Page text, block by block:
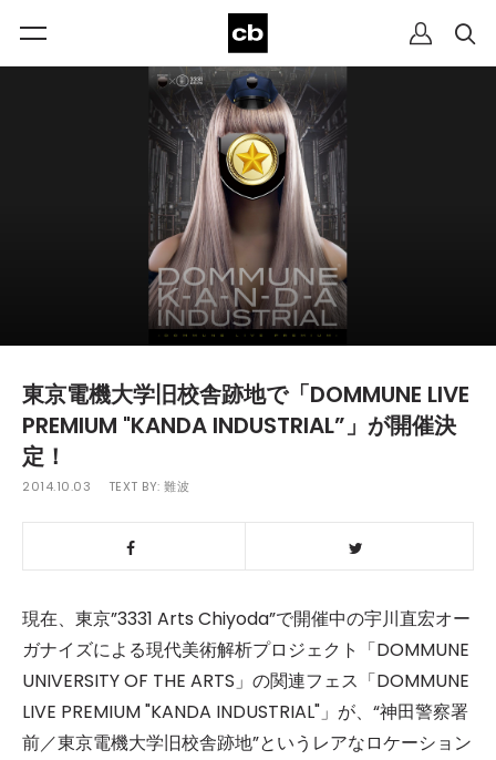
東京電機大学旧校舎跡地で「DOMMUNE LIVE
PREMIUM "KANDA INDUSTRIAL”」が開催決
定！
2014.10.03 TEXT BY:難波
現在、東京”3331 Arts Chiyoda”で開催中の宇川直宏オー
ガナイズによる現代美術解析プロジェクト「DOMMUNE
UNIVERSITY OF THE ARTS」の関連フェス「DOMMUNE
LIVE PREMIUM "KANDA INDUSTRIAL"」が、“神田警察署
前／東京電機大学旧校舎跡地”というレアなロケーション